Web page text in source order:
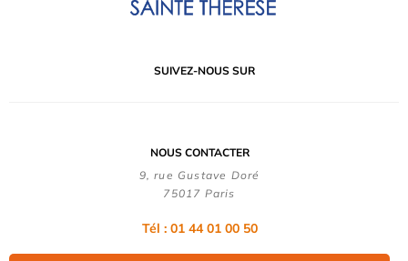
SUIVEZ-NOUS SUR
NOUS CONTACTER
9, rue Gustave Doré
75017 Paris
Tél : 01 44 01 00 50